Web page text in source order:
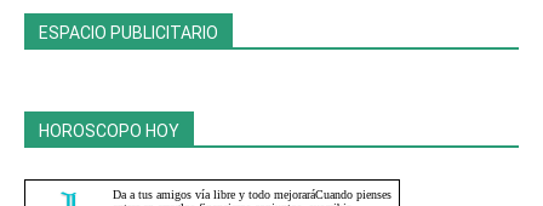
ESPACIO PUBLICITARIO
HOROSCOPO HOY